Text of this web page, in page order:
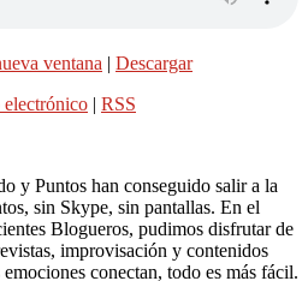
ventana | Descargar
electrónico | RSS
y Puntos han conseguido salir a la
sin Skype, sin pantallas. En el
Blogueros, pudimos disfrutar de
improvisación y contenidos
conectan, todo es más fácil.